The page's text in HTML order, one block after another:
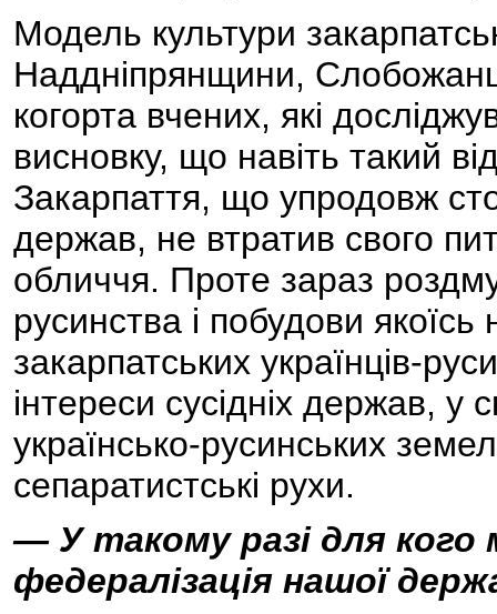
Модель культури
Наддніпрянщини,
когорта вчених, які
висновку, що навіть такий
Закарпаття, що упродовж
держав, не втратив свого
обличчя. Проте зараз
русинства і побудови якоїсь
закарпатських українців-
інтереси сусідніх держав, у
українсько-русинських
сепаратистські рухи.
— У такому разі для кого
федералізація нашої